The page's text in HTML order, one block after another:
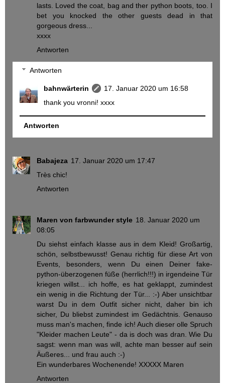
lasts. Loved the coat, bag and ther python boots, too. I
bet you knocked the other guests dead in that
gorgeous dress...
xxxx
Antworten
Antworten
bahnwärterin
17. Januar 2020 um 16:58
thank you vronni! xxxx
Antworten
Babajeza 17. Januar 2020 um 17:47
Très chic!
Antworten
Maren von farbwunder style 18. Januar 2020 um
08:05
Du siehst einfach klasse aus in dem Kleid! Großartig,
schön, selbstbewusst! Genau richtig für diese Art von
Events, besonders, wenn Du einen Deiner fake-
python-überzogenen füße (herrlich!!!) in irgendeine Tür
kriegen willst... ich hoffe, es hat geklappt, zumindest
ein wenig in die Richtung der Tür... :-) Aber unsichtbar
warst Du in dem Outfit sicher nicht, daher bin ich
sicher, Du bliebst zumindest im Gedächtnis. Genauso
muss man's machen, finde ich! Auch dieser olle Spruch
"Kleider machen Leute" - da is doch was dran. Wie Du
sagst: wenn man was will, achte man besser auf sein
Äußeres... und frau auch :-)
Ein wunderbares Wochenende! XXXXX Maren
Antworten